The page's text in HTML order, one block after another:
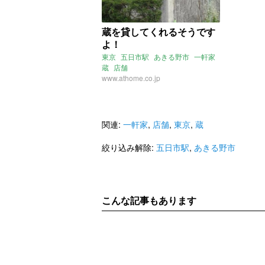
蔵を貸してくれるそうです
よ！
東京 五日市駅 あきる野市 一軒家
蔵 店舗
www.athome.co.jp
関連: 一軒家, 店舗, 東京, 蔵
絞り込み解除: 五日市駅, あきる野市
こんな記事もあります